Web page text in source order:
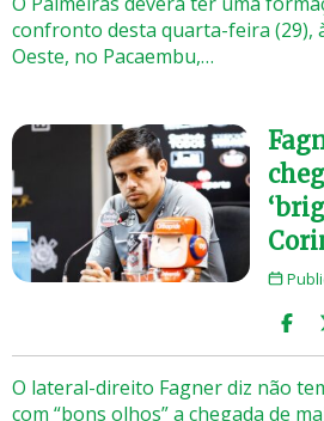
confronto desta quarta-feira (29),
Oeste, no Pacaembu,…
O lateral-direito Fagner diz não
com “bons olhos” a chegada de